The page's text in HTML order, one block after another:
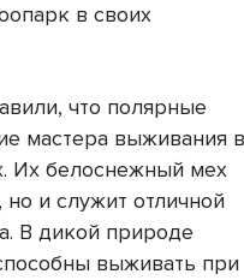
в своих
что полярные
мастера выживания в
Их белоснежный мех
но и служит отличной
В дикой природе
выживать при